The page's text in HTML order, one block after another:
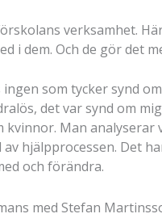
verksamhet.
i dem. Och de gör det
som tycker synd
det var synd om
kvinnor. Man
hjälpprocessen. Det
och förändra.
med Stefan